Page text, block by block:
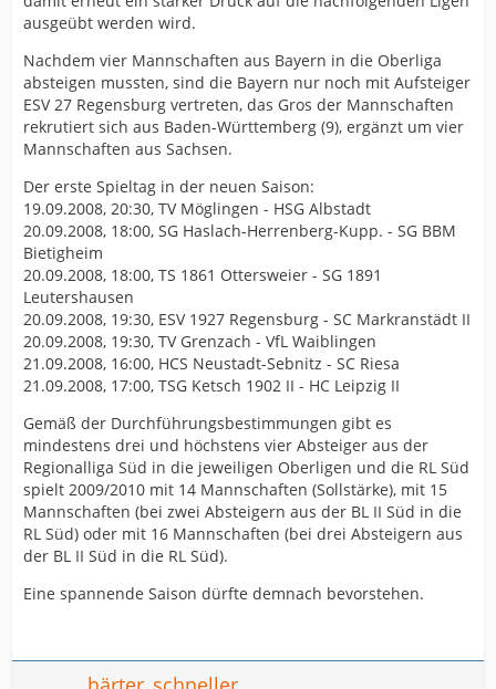
ausgeübt werden wird.
Nachdem vier Mannschaften aus Bayern in die Oberliga
absteigen mussten, sind die Bayern nur noch mit Aufsteiger
ESV 27 Regensburg vertreten, das Gros der Mannschaften
rekrutiert sich aus Baden-Württemberg (9), ergänzt um vier
Mannschaften aus Sachsen.
Der erste Spieltag in der neuen Saison:
19.09.2008, 20:30, TV Möglingen - HSG Albstadt
20.09.2008, 18:00, SG Haslach-Herrenberg-Kupp. - SG BBM
Bietigheim
20.09.2008, 18:00, TS 1861 Ottersweier - SG 1891
Leutershausen
20.09.2008, 19:30, ESV 1927 Regensburg - SC Markranstädt II
20.09.2008, 19:30, TV Grenzach - VfL Waiblingen
21.09.2008, 16:00, HCS Neustadt-Sebnitz - SC Riesa
21.09.2008, 17:00, TSG Ketsch 1902 II - HC Leipzig II
Gemäß der Durchführungsbestimmungen gibt es
mindestens drei und höchstens vier Absteiger aus der
Regionalliga Süd in die jeweiligen Oberligen und die RL Süd
spielt 2009/2010 mit 14 Mannschaften (Sollstärke), mit 15
Mannschaften (bei zwei Absteigern aus der BL II Süd in die
RL Süd) oder mit 16 Mannschaften (bei drei Absteigern aus
der BL II Süd in die RL Süd).
Eine spannende Saison dürfte demnach bevorstehen.